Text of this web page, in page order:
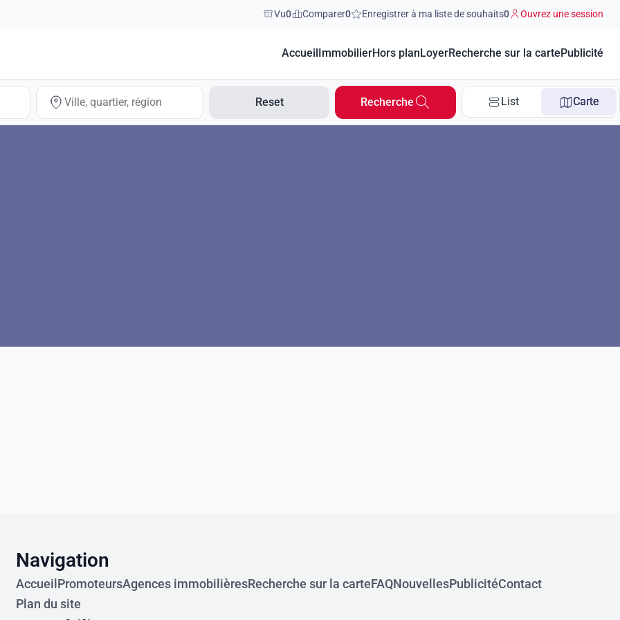
Vu0 Comparer0 Enregistrer à ma liste de souhaits0 Ouvrez une session
Accueil ImmobilierHors plan LoyerRecherche sur la carte Publicité
Reset Recherche List Carte
Navigation
Accueil PromoteursAgences immobilièresRecherche sur la carteFAQNouvellesPublicitéContact
Plan du site